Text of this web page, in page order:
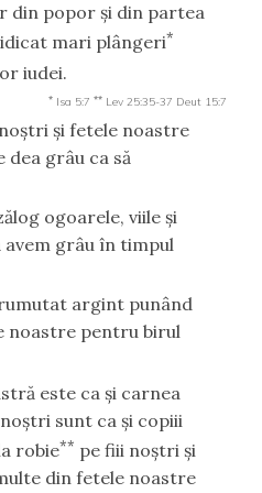
din popor şi din partea
mari plângeri*
iudei.
* Isa 5:7 ** Lev 25:35-37 Deut 15:7
şi fetele noastre
dea grâu ca să
ogoarele, viile şi
avem grâu în timpul
argint punând
noastre pentru birul
este ca şi carnea
sunt ca şi copiii
robie** pe fiii noştri şi
din fetele noastre